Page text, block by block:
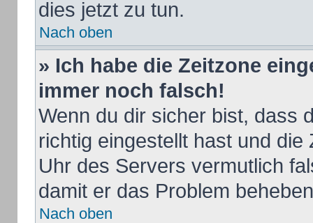
dies jetzt zu tun.
Nach oben
» Ich habe die Zeitzone
immer noch falsch!
Wenn du dir sicher bist, dass
richtig eingestellt hast und
Uhr des Servers vermutlich
damit er das Problem
Nach oben